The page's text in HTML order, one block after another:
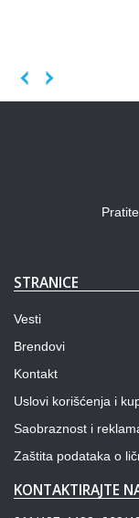
STRANICE
Vesti
Brendovi
Kontakt
Uslovi korišćenja i
Saobraznost i
Zaštita podataka o
KONTAKTIRAJTE